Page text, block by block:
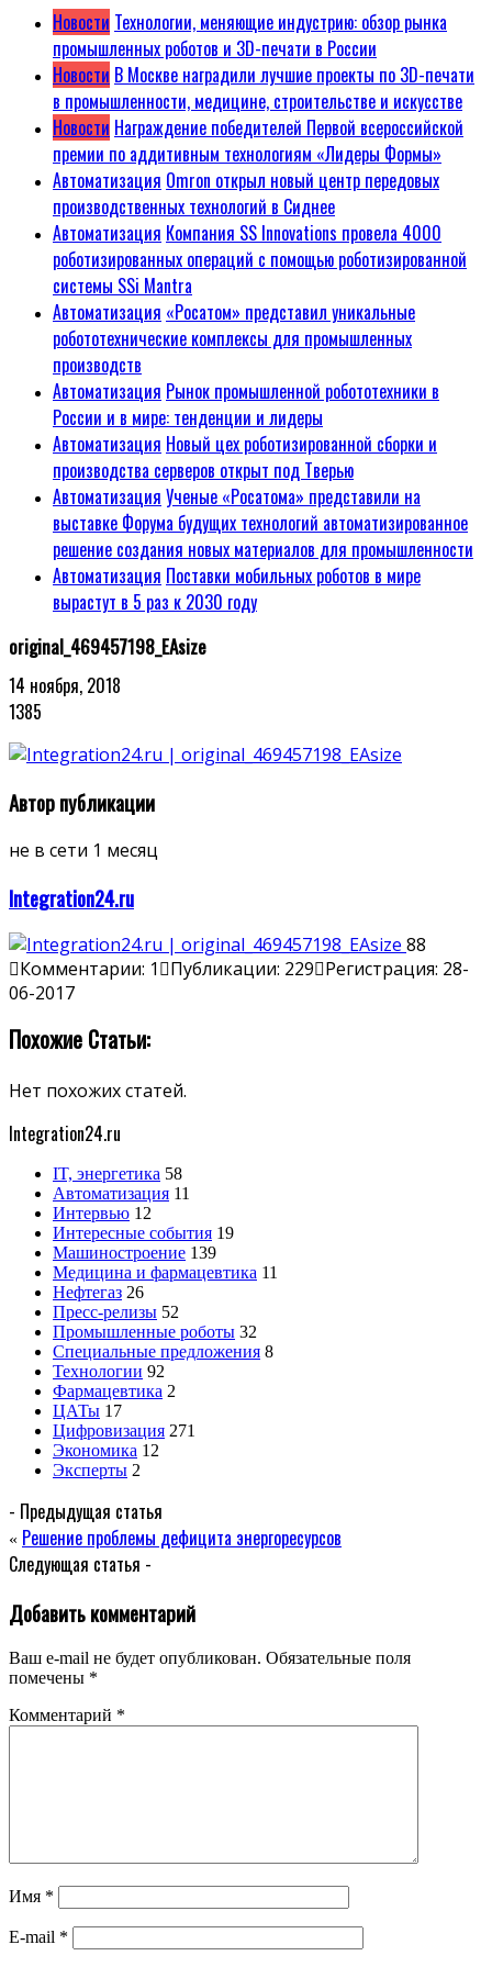
Новости Технологии, меняющие индустрию: обзор рынка
промышленных роботов и 3D-печати в России
Новости В Москве наградили лучшие проекты по 3D-печати
в промышленности, медицине, строительстве и искусстве
Новости Награждение победителей Первой всероссийской
премии по аддитивным технологиям «Лидеры Формы»
Автоматизация Omron открыл новый центр передовых
производственных технологий в Сиднее
Автоматизация Компания SS Innovations провела 4000
роботизированных операций с помощью роботизированной
системы SSi Mantra
Автоматизация «Росатом» представил уникальные
робототехнические комплексы для промышленных
производств
Автоматизация Рынок промышленной робототехники в
России и в мире: тенденции и лидеры
Автоматизация Новый цех роботизированной сборки и
производства серверов открыт под Тверью
Автоматизация Ученые «Росатома» представили на
выставке Форума будущих технологий автоматизированное
решение создания новых материалов для промышленности
Автоматизация Поставки мобильных роботов в мире
вырастут в 5 раз к 2030 году
original_469457198_EAsize
14 ноября, 2018
1385
Автор публикации
не в сети 1 месяц
Integration24.ru
88
Комментарии: 1
Публикации: 229 Регистрация: 28-
06-2017
Похожие Статьи:
Нет похожих статей.
Integration24.ru
IT, энергетика 58
Автоматизация 11
Интервью 12
Интересные события 19
Машиностроение 139
Медицина и фармацевтика 11
Нефтегаз 26
Пресс-релизы 52
Промышленные роботы 32
Специальные предложения 8
Технологии 92
Фармацевтика 2
ЦАТы 17
Цифровизация 271
Экономика 12
Эксперты 2
- Предыдущая статья
« Решение проблемы дефицита энергоресурсов
Следующая статья -
Добавить комментарий
Ваш e-mail не будет опубликован. Обязательные поля
помечены *
Комментарий *
Имя *
E-mail *